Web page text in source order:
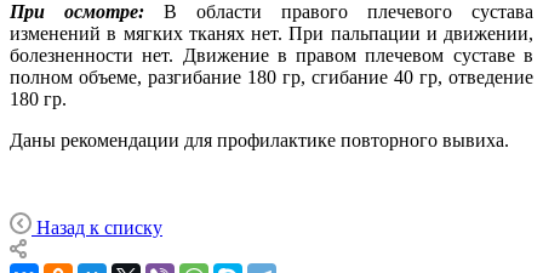
При осмотре: В области правого плечевого сустава
изменений в мягких тканях нет. При пальпации и движении,
болезненности нет. Движение в правом плечевом суставе в
полном объеме, разгибание 180 гр, сгибание 40 гр, отведение
180 гр.
Даны рекомендации для профилактике повторного вывиха.
Назад к списку